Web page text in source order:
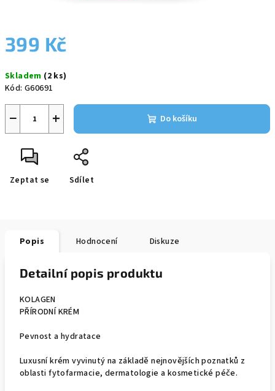
399 Kč
cena:
Skladem (2 ks)
Kód: G60691
+
− Do košíku
Zeptat se Sdílet
Popis Hodnocení Diskuze
Detailní popis produktu
KOLAGEN
PŘÍRODNÍ KRÉM
Pevnost a hydratace​
Luxusní krém vyvinutý na základě nejnovějších poznatků z
oblasti fytofarmacie, dermatologie a kosmetické péče.